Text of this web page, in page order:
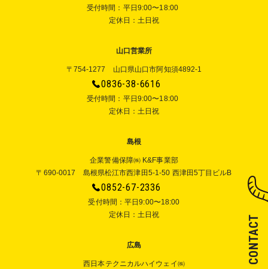
受付時間：平⽇9:00〜18:00
定休⽇：⼟⽇祝
山口営業所
〒754-1277 山口県山口市阿知須4892-1
0836-38-6616
受付時間：平⽇9:00〜18:00
定休⽇：⼟⽇祝
島根
企業警備保障㈱ K&F事業部
〒690-0017 島根県松江市西津田5-1-50 西津田5丁目ビルB
0852-67-2336
受付時間：平⽇9:00〜18:00
定休⽇：⼟⽇祝
広島
西日本テクニカルハイウェイ㈱
CONTACT